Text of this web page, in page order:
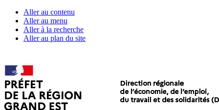
Aller au contenu
Aller au menu
Aller à la recherche
Aller au plan du site